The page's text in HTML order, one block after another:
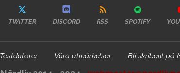
TWITTER DISCORD RSS SPOTIFY
Testdatorer Våra utmärkelser Bli skribent på